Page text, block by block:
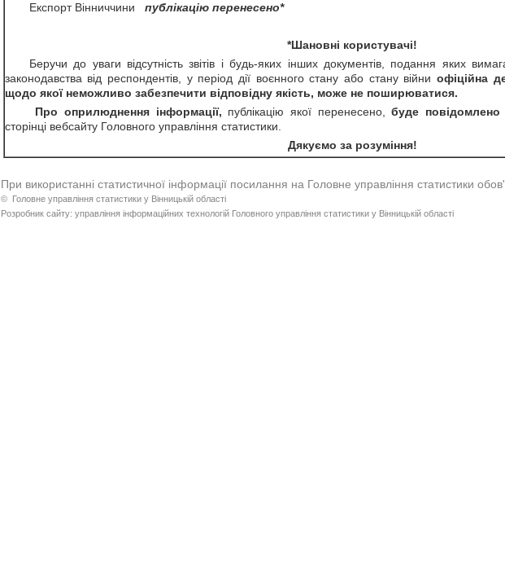
Експорт Вінниччини публікацію перенесено*
*Шановні користувачі!
Беручи до уваги відсутність звітів і будь-яких інших документів, подання яких
законодавства від респондентів, у період дії воєнного стану або стану війни офіційна
щодо якої неможливо забезпечити відповідну якість, може не поширюватися.
Про оприлюднення інформації, публікацію якої перенесено, буде повідомлено
сторінці вебсайту Головного управління статистики.
Дякуємо за розуміння!
При використанні статистичної інформації посилання на Головне управління статистики
© Головне управління статистики у Вінницькій області
Розробник сайту: управління інформаційних технологій Головного управління статистики у Вінницькій області